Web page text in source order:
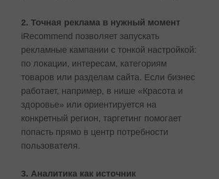
2. Точная реклама в нужный момент
iRecommend позволяет запускать
рекламные кампании с тонкой настройкой:
по локации, интересам, категориям
товаров или разделам сайта. Если бизнес
работает, например, в нише «Красота и
здоровье» или ориентируется на
конкретный регион, таргетинг помогает
попасть прямо в центр потребности
пользователя.
3. Аналитика как источник